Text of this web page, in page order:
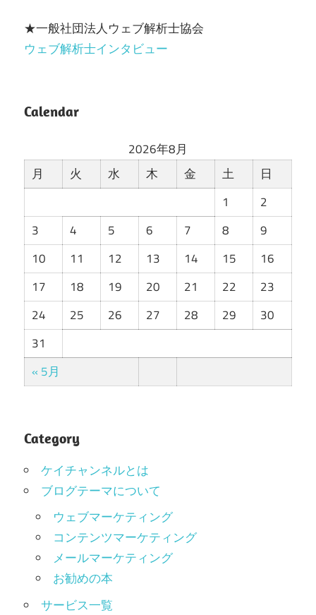
★一般社団法人ウェブ解析士協会
ウェブ解析士インタビュー
Calendar
2026年8月
月
火 水 木 金 土 日
« 5月
1
2
3
4 5 6 7 8
9
10
11 12 13 14 15
16
17
18 19 20 21 22
23
24
25 26 27 28 29
30
31
Category
ケイチャンネルとは
ブログテーマについて
ウェブマーケティング
コンテンツマーケティング
メールマーケティング
お勧めの本
サービス一覧